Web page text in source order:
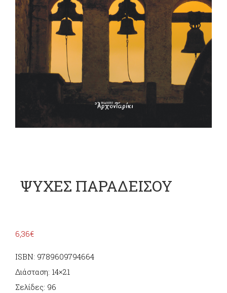
ΨΥΧΕΣ ΠΑΡΑΔΕΙΣΟΥ
6,36€
ISBN: 9789609794664
Διάσταση: 14×21
Σελίδες: 96